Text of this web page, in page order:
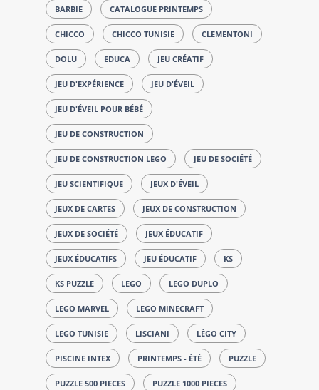
BARBIE CATALOGUE PRINTEMPS
CHICCO CHICCO TUNISIE CLEMENTONI
DOLU EDUCA JEU CRÉATIF
JEU D'EXPÉRIENCE JEU D'ÉVEIL
JEU D'ÉVEIL POUR BÉBÉ
JEU DE CONSTRUCTION
JEU DE CONSTRUCTION LEGO JEU DE SOCIÉTÉ
JEU SCIENTIFIQUE JEUX D'ÉVEIL
JEUX DE CARTES JEUX DE CONSTRUCTION
JEUX DE SOCIÉTÉ JEUX ÉDUCATIF
JEUX ÉDUCATIFS JEU ÉDUCATIF KS
KS PUZZLE LEGO LEGO DUPLO
LEGO MARVEL LEGO MINECRAFT
LEGO TUNISIE LISCIANI LÉGO CITY
PISCINE INTEX PRINTEMPS - ÉTÉ PUZZLE
PUZZLE 500 PIECES PUZZLE 1000 PIECES